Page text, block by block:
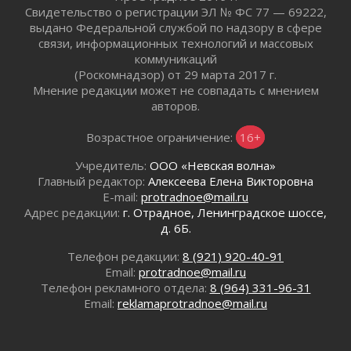
ПСК через Гослуслуги напомнит жителям
Ленинградской области о неоплаченных
счетах
02 августа 2026
Пропавшего подростка нашли в Кировском
районе Ленобласти
Жителям Ленобласти напомнили, как
действовать при укусе клеща
02 августа 2026
В Ивангороде назвали новых почетных
граждан Ленинградской области
02 августа 2026
02 августа 2026
Километровые столбы «Дороги жизни»
отправили на реставрацию
02 августа 2026
Свидетельство о регистрации ЭЛ № ФС 77 — 69222,
выдано Федеральной службой по надзору в сфере
связи, информационных технологий и массовых
коммуникаций
(Роскомнадзор) от 29 марта 2017 г.
Мнение редакции может не совпадать с мнением
авторов.
Возрастное ограничение: 16+
Учредитель: ООО «Невская волна»
Главный редактор: Алексеева Елена Викторовна
E-mail: protradnoe@mail.ru
Адрес редакции: г. Отрадное, Ленинградское шоссе,
д. 6Б.
Телефон редакции: 8 (921) 920-40-91
Email: protradnoe@mail.ru
Телефон рекламного отдела: 8 (964) 331-96-31
Email: reklamaprotradnoe@mail.ru